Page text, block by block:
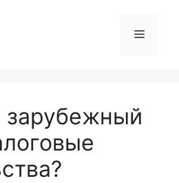
зарубежный